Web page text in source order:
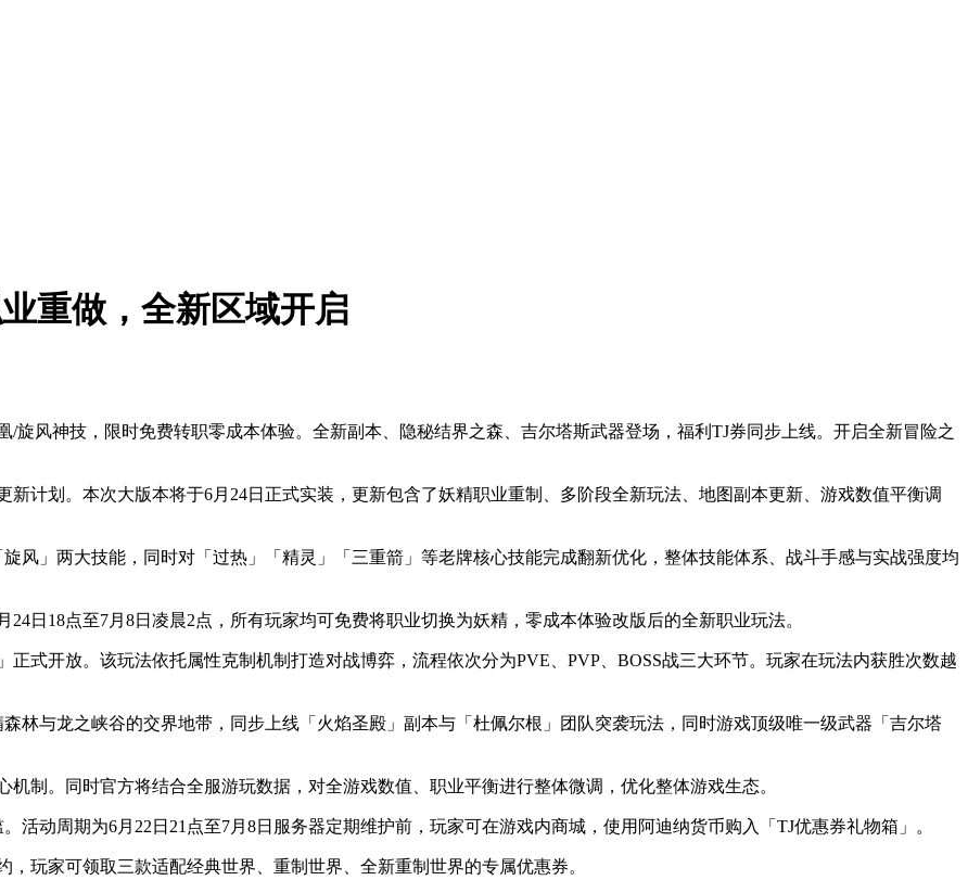
重做，全新区域开启
/旋风神技，限时免费转职零成本体验。全新副本、隐秘结界之森、吉尔塔斯武器登场，福利TJ券同步上线。开启全新冒险之
计划。本次大版本将于6月24日正式实装，更新包含了妖精职业重制、多阶段全新玩法、地图副本更新、游戏数值平衡调
风」两大技能，同时对「过热」「精灵」「三重箭」等老牌核心技能完成翻新优化，整体技能体系、战斗手感与实战强度均
日18点至7月8日凌晨2点，所有玩家均可免费将职业切换为妖精，零成本体验改版后的全新职业玩法。
式开放。该玩法依托属性克制机制打造对战博弈，流程依次分为PVE、PVP、BOSS战三大环节。玩家在玩法内获胜次数越
林与龙之峡谷的交界地带，同步上线「火焰圣殿」副本与「杜佩尔根」团队突袭玩法，同时游戏顶级唯一级武器「吉尔塔
制。同时官方将结合全服游玩数据，对全游戏数值、职业平衡进行整体微调，优化整体游戏生态。
活动周期为6月22日21点至7月8日服务器定期维护前，玩家可在游戏内商城，使用阿迪纳货币购入「TJ优惠券礼物箱」。
玩家可领取三款适配经典世界、重制世界、全新重制世界的专属优惠券。